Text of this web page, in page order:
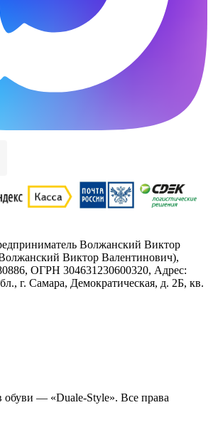
Волжанский Виктор
Виктор Валентинович),
ОГРН 304631230600320, Адрес:
г. Самара, Демократическая, д. 2Б, кв.
обуви — «Duale-Style». Все права